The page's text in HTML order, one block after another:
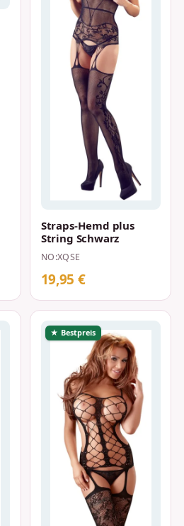
Straps-Hemd plus
String Schwarz
NO:XQSE
19,95 €
★ Bestpreis